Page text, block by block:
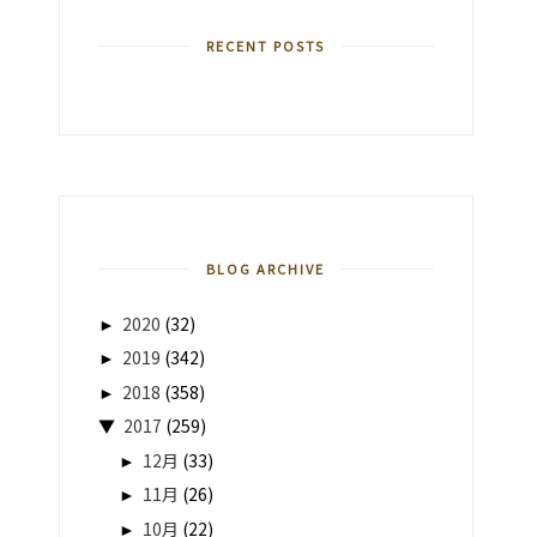
RECENT POSTS
BLOG ARCHIVE
► 2020 (32)
► 2019 (342)
► 2018 (358)
▼ 2017 (259)
► 12月 (33)
► 11月 (26)
► 10月 (22)